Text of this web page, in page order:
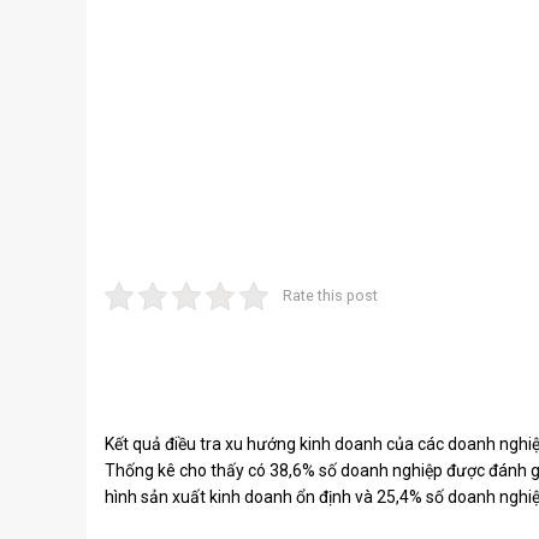
Rate this post
Kết quả điều tra xu hướng kinh doanh của các doanh
Thống kê cho thấy có 38,6% số doanh nghiệp được đánh
hình sản xuất kinh doanh ổn định và 25,4% số doanh